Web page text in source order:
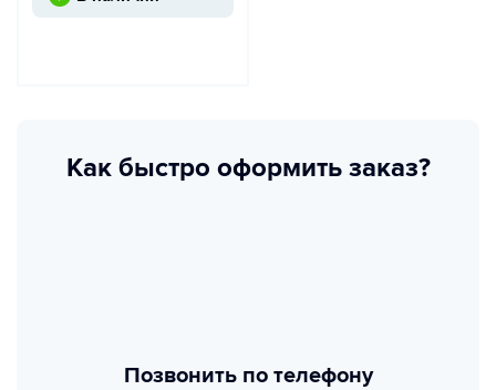
Как быстро оформить заказ?
Позвонить по телефону